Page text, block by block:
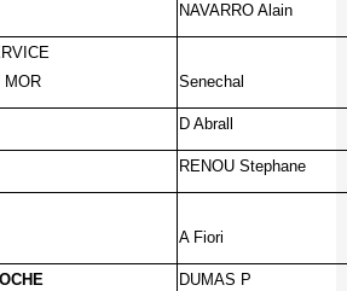
NAVARRO Alain
MOR
Senechal
D Abrall
RENOU Stephane
A Fiori
DUMAS P